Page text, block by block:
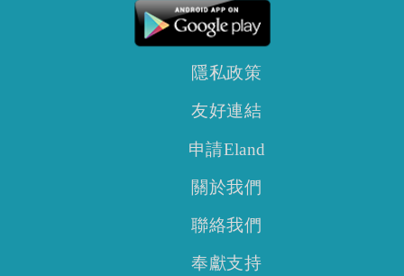
隱私政策
友好連結
申請Eland
關於我們
聯絡我們
奉獻支持